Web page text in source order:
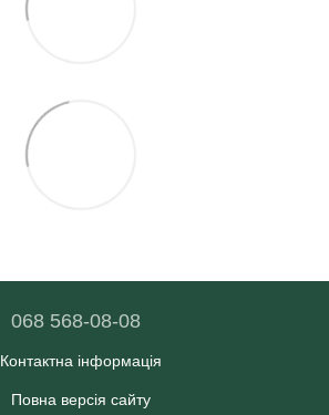
068 568-08-08
Контактна інформація
Повна версія сайту